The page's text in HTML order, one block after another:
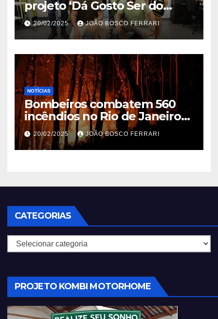
projeto ‘Dá Gosto Ser do
Ribeira’ | ASN São Paulo
20/02/2025 JOÃO BOSCO FERRARI
NOTÍCIAS
Bombeiros combatem 560
incêndios no Rio de Janeiro
em 2025
20/02/2025 JOÃO BOSCO FERRARI
CATEGORIAS
Categorias
PROJETO KOMBI MOTORHOME